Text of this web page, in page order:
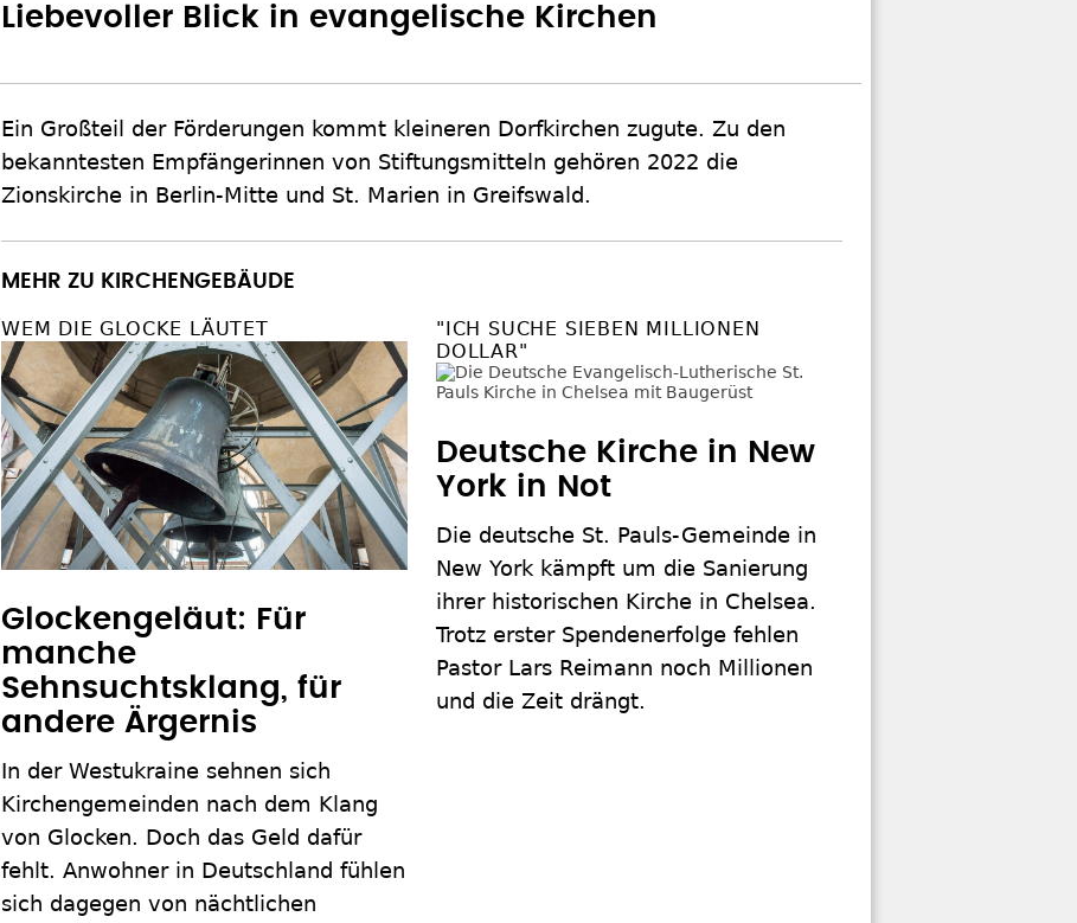
Liebevoller Blick in evangelische Kirchen
Ein Großteil der Förderungen kommt kleineren Dorfkirchen zugute. Zu den
bekanntesten Empfängerinnen von Stiftungsmitteln gehören 2022 die
Zionskirche in Berlin-Mitte und St. Marien in Greifswald.
MEHR ZU KIRCHENGEBÄUDE
WEM DIE GLOCKE LÄUTET
Glockengeläut: Für
manche
Sehnsuchtsklang, für
andere Ärgernis
In der Westukraine sehnen sich
Kirchengemeinden nach dem Klang
von Glocken. Doch das Geld dafür
fehlt. Anwohner in Deutschland fühlen
sich dagegen von nächtlichen
"ICH SUCHE SIEBEN MILLIONEN
DOLLAR"
Deutsche Kirche in New
York in Not
Die deutsche St. Pauls-Gemeinde in
New York kämpft um die Sanierung
ihrer historischen Kirche in Chelsea.
Trotz erster Spendenerfolge fehlen
Pastor Lars Reimann noch Millionen
und die Zeit drängt.